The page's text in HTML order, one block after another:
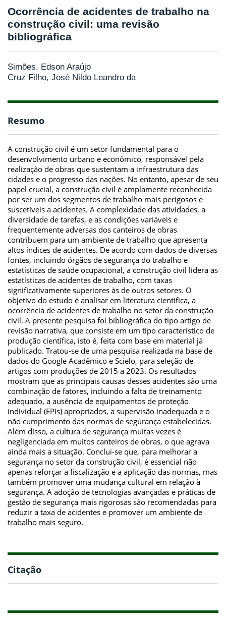
Ocorrência de acidentes de trabalho na
construção civil: uma revisão
bibliográfica
Simões, Edson Araújo
Cruz Filho, José Nildo Leandro da
Resumo
A construção civil é um setor fundamental para o
desenvolvimento urbano e econômico, responsável pela
realização de obras que sustentam a infraestrutura das
cidades e o progresso das nações. No entanto, apesar de seu
papel crucial, a construção civil é amplamente reconhecida
por ser um dos segmentos de trabalho mais perigosos e
suscetíveis a acidentes. A complexidade das atividades, a
diversidade de tarefas, e as condições variáveis e
frequentemente adversas dos canteiros de obras
contribuem para um ambiente de trabalho que apresenta
altos índices de acidentes. De acordo com dados de diversas
fontes, incluindo órgãos de segurança do trabalho e
estatísticas de saúde ocupacional, a construção civil lidera as
estatísticas de acidentes de trabalho, com taxas
significativamente superiores às de outros setores. O
objetivo do estudo é analisar em literatura cientifica, a
ocorrência de acidentes de trabalho no setor da construção
civil. A presente pesquisa foi bibliográfica do tipo artigo de
revisão narrativa, que consiste em um tipo característico de
produção científica, isto é, feita com base em material já
publicado. Tratou-se de uma pesquisa realizada na base de
dados do Google Acadêmico e Scielo, para seleção de
artigos com produções de 2015 a 2023. Os resultados
mostram que as principais causas desses acidentes são uma
combinação de fatores, incluindo a falta de treinamento
adequado, a ausência de equipamentos de proteção
individual (EPIs) apropriados, a supervisão inadequada e o
não cumprimento das normas de segurança estabelecidas.
Além disso, a cultura de segurança muitas vezes é
negligenciada em muitos canteiros de obras, o que agrava
ainda mais a situação. Conclui-se que, para melhorar a
segurança no setor da construção civil, é essencial não
apenas reforçar a fiscalização e a aplicação das normas, mas
também promover uma mudança cultural em relação à
segurança. A adoção de tecnologias avançadas e práticas de
gestão de segurança mais rigorosas são recomendadas para
reduzir a taxa de acidentes e promover um ambiente de
trabalho mais seguro.
Citação